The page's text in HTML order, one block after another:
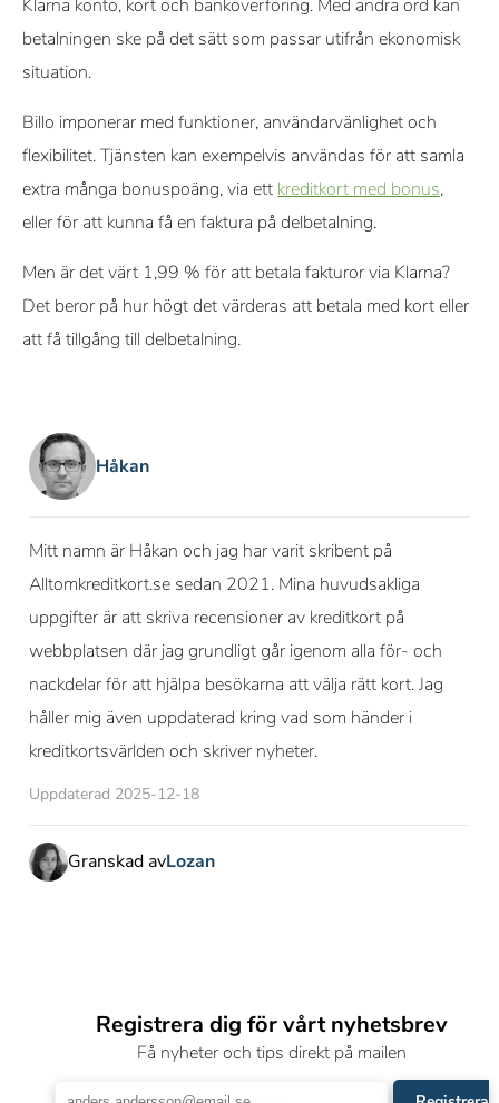
Klarna konto, kort och banköverföring. Med andra ord kan
betalningen ske på det sätt som passar utifrån ekonomisk
situation.
Billo imponerar med funktioner, användarvänlighet och
flexibilitet. Tjänsten kan exempelvis användas för att samla
extra många bonuspoäng, via ett kreditkort med bonus,
eller för att kunna få en faktura på delbetalning.
Men är det värt 1,99 % för att betala fakturor via Klarna?
Det beror på hur högt det värderas att betala med kort eller
att få tillgång till delbetalning.
Håkan
Mitt namn är Håkan och jag har varit skribent på
Alltomkreditkort.se sedan 2021. Mina huvudsakliga
uppgifter är att skriva recensioner av kreditkort på
webbplatsen där jag grundligt går igenom alla för- och
nackdelar för att hjälpa besökarna att välja rätt kort. Jag
håller mig även uppdaterad kring vad som händer i
kreditkortsvärlden och skriver nyheter.
Uppdaterad 2025-12-18
Granskad avLozan
Registrera dig för vårt nyhetsbrev
Få nyheter och tips direkt på mailen